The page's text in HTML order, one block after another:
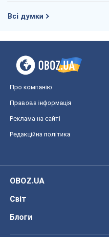
Всі думки
Про компанію
Правова інформація
Реклама на сайті
Редакційна політика
OBOZ.UA
Світ
Блоги